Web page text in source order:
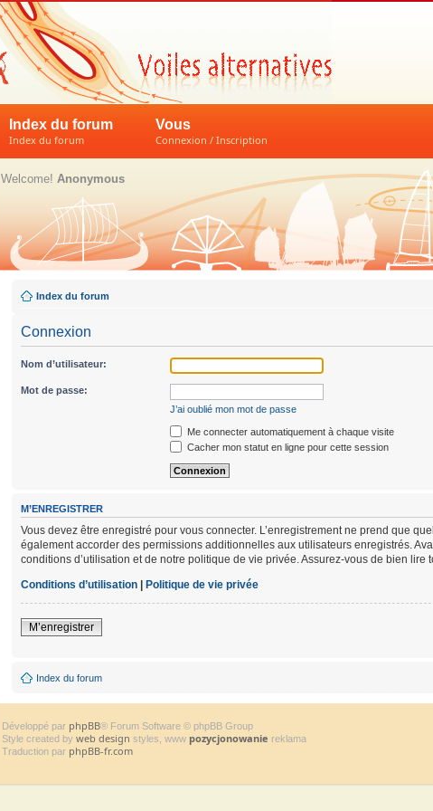
Index du forum
Index du forum
Vous
Connexion / Inscription
Welcome! Anonymous
Index du forum
Connexion
Nom d’utilisateur:
Mot de passe:
J’ai oublié mon mot de passe
Me connecter automatiquement à chaque visite
Cacher mon statut en ligne pour cette session
M’ENREGISTRER
Vous devez être enregistré pour vous connecter. L’enregistrement ne prend que
également accorder des permissions additionnelles aux utilisateurs enregistrés.
conditions d’utilisation et de notre politique de vie privée. Assurez-vous de bien lire
Conditions d’utilisation | Politique de vie privée
M’enregistrer
Index du forum
Développé par phpBB® Forum Software © phpBB Group
Style created by web design styles, www pozycjonowanie reklama
Traduction par phpBB-fr.com